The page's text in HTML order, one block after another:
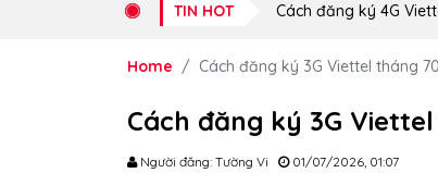
TIN HOT Cách đăng ký 4G
Home Cách đăng ký 3G Viettel tháng
Cách đăng ký 3G
Người đăng: Tường Vi 01/07/2026, 01:07